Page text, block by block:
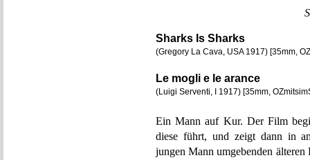
Sharks Is Sharks
(Gregory La Cava, USA 1917) [35mm,
Le mogli e le arance
(Luigi Serventi, I 1917) [35mm,
Ein Mann auf Kur. Der Film
diese führt, und zeigt dann in
jungen Mann umgebenden